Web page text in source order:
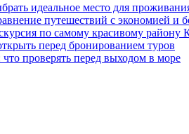
идеальное место для
путешествий с экономией и
по самому красивому району
перед бронированием туров
проверять перед выходом в море